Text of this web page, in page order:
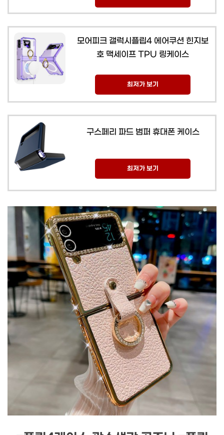
모어피크 갤럭시플립4 에어쿠션 힌지보
호 맥세이프 TPU 링케이스
최저가 보기
구스페리 파드 범퍼 휴대폰 케이스
최저가 보기